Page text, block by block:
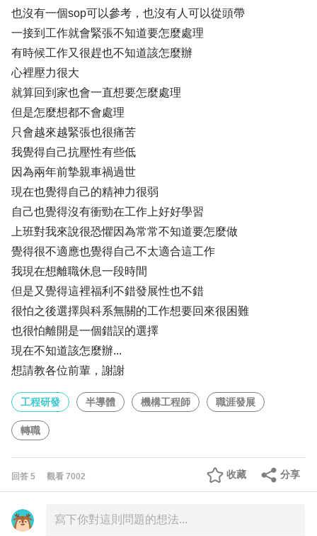
也沒有一個sop可以參考，也沒有人可以從頭帶
一接到工作就會緊張不知道要怎麼處理
有時候工作又很趕也不知道該怎麼辦
心裡壓力很大
就算回到家也會一直想要怎麼處理
但是怎麼想都不會處理
只會越來越緊張也很痛苦
我覺得自己抗壓性有些低
因為兩年前摯親車禍過世
現在也覺得自己的精神力很弱
自己也覺得沒有衝勁在工作上好好學習
上班對我來說很恐懼因為常常不知道要怎麼做
覺得很不適應也覺得自己不太適合這工作
我現在想離職休息一段時間
但是又覺得這裡福利不錯發展性也不錯
很怕之後選擇與科系無關的工作想要回來很困難
也很怕離開是一個錯誤的選擇
現在不知道該怎麼辦...
想請教各位前輩，謝謝
工程研發 半導體 機構工程師 職涯發展
轉職
回答 5 觀看 7002 分享
收藏